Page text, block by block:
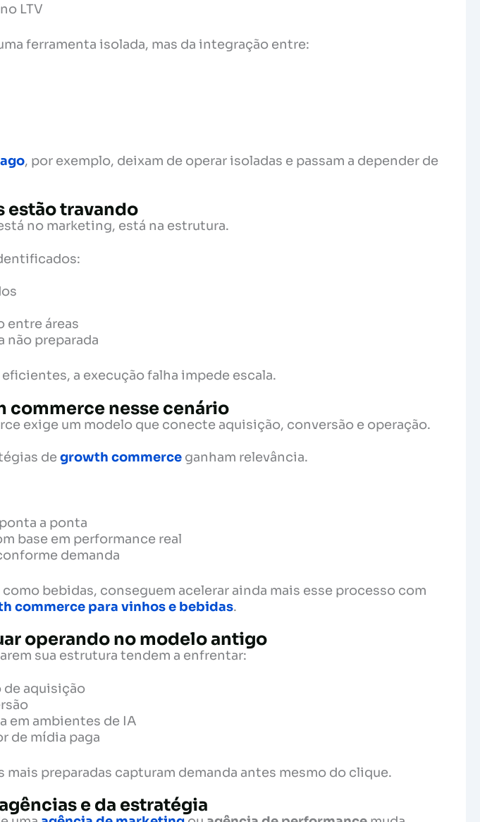
LTV
ferramenta isolada, mas da integração entre:
, por exemplo, deixam de operar isoladas e passam a depender de
estão travando
no marketing, está na estrutura.
entre áreas
não preparada
a execução falha impede escala.
commerce nesse cenário
exige um modelo que conecte aquisição, conversão e operação.
degrowth commerce ganham relevância.
a ponta
base em performance real
demanda
bebidas, conseguem acelerar ainda mais esse processo com
commerce para vinhos e bebidas.
operando no modelo antigo
sua estrutura tendem a enfrentar:
aquisição
em ambientes de IA
de mídia paga
mais preparadas capturam demanda antes mesmo do clique.
e da estratégia